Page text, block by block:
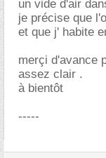
un vide d'air
je précise que
et que j' habite
merçi d'avance
assez clair .
à bientôt
-----